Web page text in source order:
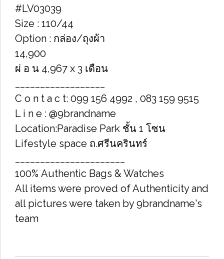
#LV03039
Size : 110/44
Option : กล่อง/ถุงผ้า
14,900
ผ่ อ น 4,967 x 3 เดือน
C o n t a c t: 099 156 4992 , 083 159 9515
L i n e : @9brandname
Location:Paradise Park ชั้น 1 โซน
Lifestyle space ถ.ศรีนครินทร์
100% Authentic Bags & Watches
All items were proved of Authenticity and
all pictures were taken by 9brandname's
team